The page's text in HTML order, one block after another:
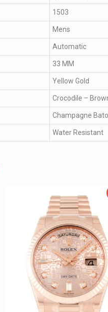
1503
Mens
Automatic
33 MM
Yellow Gold
Crocodile –
Champagne
Water Resistant